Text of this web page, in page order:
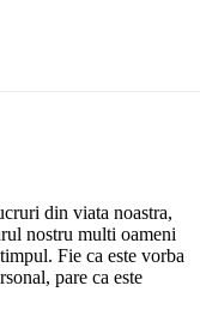
din viata noastra,
nostru multi oameni
Fie ca este vorba
pare ca este